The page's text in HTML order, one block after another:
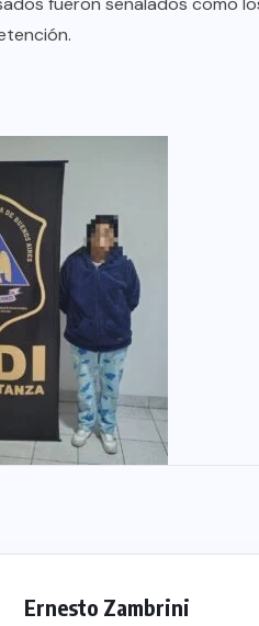
Ernesto Zambrini
cayó un exgendarme
como sicario del
chino asesinado en
Carapachay
03/08/2026